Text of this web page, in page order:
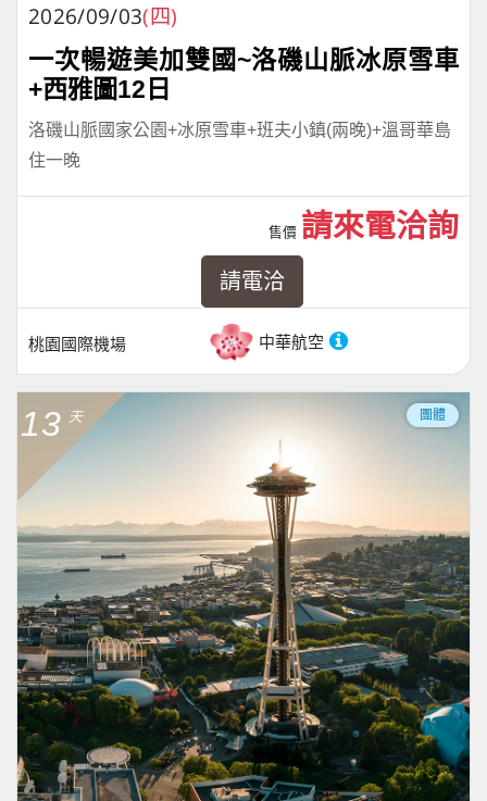
2026/09/03(四)
一次暢遊美加雙國~洛磯山脈冰原雪車
+西雅圖12日
洛磯山脈國家公園+冰原雪車+班夫小鎮(兩晚)+溫哥華島
住一晚
桃園國際機場 中華航空
售價 請來電洽詢
請電洽
13 天 團體